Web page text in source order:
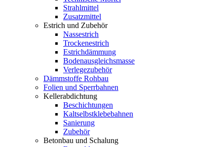
Strahlmittel
Zusatzmittel
Estrich und Zubehör
Nassestrich
Trockenestrich
Estrichdämmung
Bodenausgleichsmasse
Verlegezubehör
Dämmstoffe Rohbau
Folien und Sperrbahnen
Kellerabdichtung
Beschichtungen
Kaltselbstklebebahnen
Sanierung
Zubehör
Betonbau und Schalung